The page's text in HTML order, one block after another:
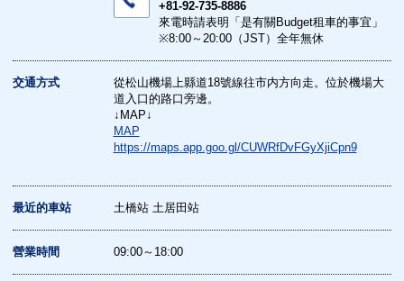
+81-92-735-8886
來電時請表明「是有關Budget租車的事宜」
※8:00～20:00（JST）全年無休
交通方式
從松山機場上縣道18號線往市内方向走。位於機場大
道入口的路口旁邊。
↓MAP↓
MAP
https://maps.app.goo.gl/CUWRfDvFGyXjiCpn9
最近的車站 土橋站 土居田站
營業時間 09:00～18:00